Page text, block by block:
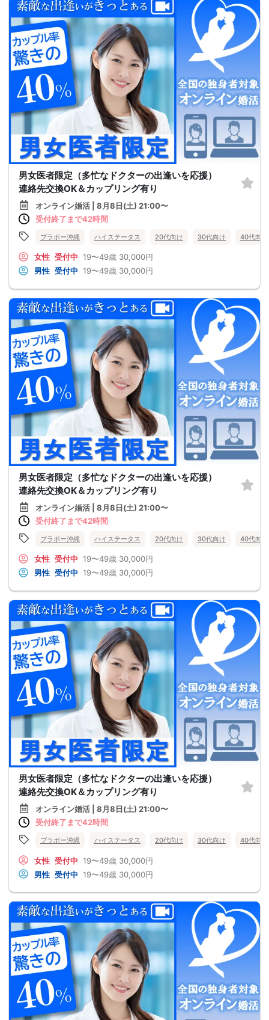
男女医者限定（多忙なドクターの出逢いを応援）
連絡先交換OK＆カップリング有り
オンライン婚活 | 8月8日(土) 21:00〜
受付終了まで42時間
ブラボー沖縄 ハイステータス 20代向け 30代向け 40代向け
女性 受付中 19〜49歳 30,000円
男性 受付中 19〜49歳 30,000円
男女医者限定（多忙なドクターの出逢いを応援）
連絡先交換OK＆カップリング有り
オンライン婚活 | 8月8日(土) 21:00〜
受付終了まで42時間
ブラボー沖縄 ハイステータス 20代向け 30代向け 40代向け
女性 受付中 19〜49歳 30,000円
男性 受付中 19〜49歳 30,000円
男女医者限定（多忙なドクターの出逢いを応援）
連絡先交換OK＆カップリング有り
オンライン婚活 | 8月8日(土) 21:00〜
受付終了まで42時間
ブラボー沖縄 ハイステータス 20代向け 30代向け 40代向け
女性 受付中 19〜49歳 30,000円
男性 受付中 19〜49歳 30,000円